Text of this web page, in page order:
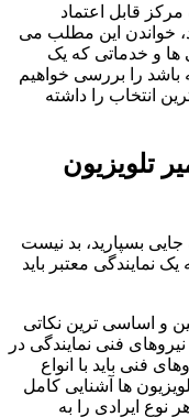
قابل اعتماد
خواندن این مطلب می
ها و خدماتی که یک
باشد را بررسی خواهیم
انتخاب را داشته
تلویزیون
جایی بسپارید، بد نیست
نمایندگی معتبر باید
و اساسی ترین نکاتی
فنی نمایندگی در
فنی باید با انواع
ها آشنایی کامل
نوع ایرادی را به